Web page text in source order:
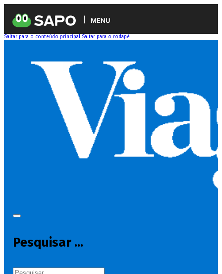
MENU
Saltar para o conteúdo principal Saltar para o rodapé
Pesquisar ...
Pesquisar